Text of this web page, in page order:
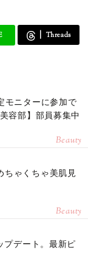
Threads
モニターに参加で
容部】部員募集中
Beauty
ゃくちゃ美肌見
Beauty
プデート。最新ピ